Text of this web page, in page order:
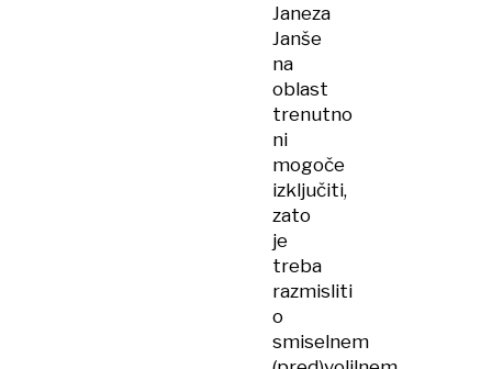
Janeza
Janše
na
oblast
trenutno
ni
mogoče
izključiti,
zato
je
treba
razmisliti
o
smiselnem